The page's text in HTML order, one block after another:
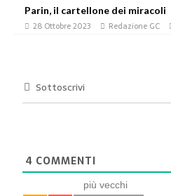
Parin, il cartellone dei miracoli
28 Ottobre 2023 Redazione GC
Sottoscrivi
4 COMMENTI
più vecchi